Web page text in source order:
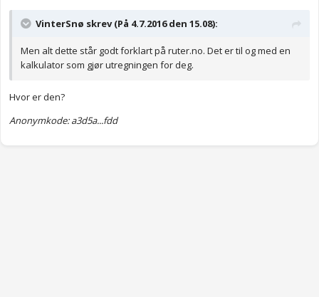
VinterSnø skrev (På 4.7.2016 den 15.08):
Men alt dette står godt forklart på ruter.no. Det er til og med en
kalkulator som gjør utregningen for deg.
Hvor er den?
Anonymkode: a3d5a...fdd